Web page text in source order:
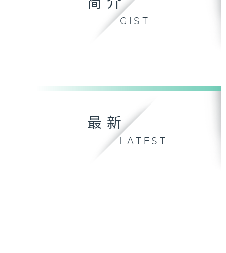
简介
GIST
最新
LATEST